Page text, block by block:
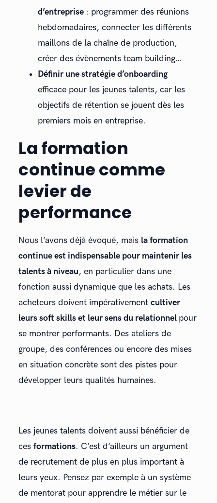
d’entreprise : programmer des réunions
hebdomadaires, connecter les différents
maillons de la chaîne de production,
créer des évènements team building…
Définir une stratégie d’onboarding
efficace pour les jeunes talents, car les
objectifs de rétention se jouent dès les
premiers mois en entreprise.
La formation
continue comme
levier de
performance
Nous l’avons déjà évoqué, mais la formation
continue est indispensable pour maintenir les
talents à niveau, en particulier dans une
fonction aussi dynamique que les achats. Les
acheteurs doivent impérativementcultiver
leurs soft skills et leur sens du relationnel pour
se montrer performants. Des ateliers de
groupe, des conférences ou encore des mises
en situation concrète sont des pistes pour
développer leurs qualités humaines.
Les jeunes talents doivent aussi bénéficier de
cesformations. C’est d’ailleurs un argument
de recrutement de plus en plus important à
leurs yeux. Pensez par exemple à un système
de mentorat pour apprendre le métier sur le